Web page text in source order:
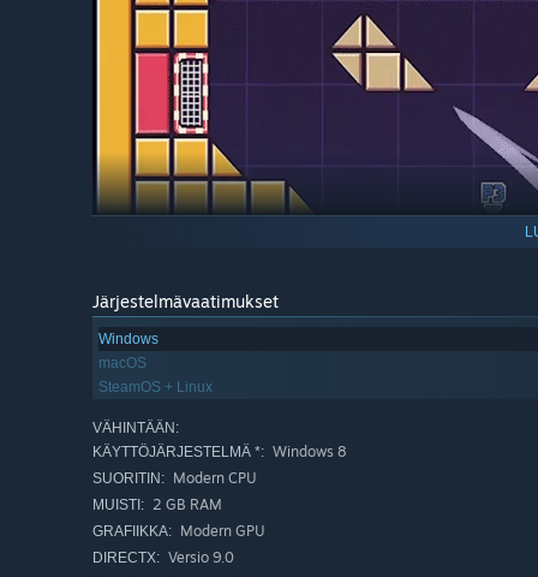
⚽Update #3 out now! ⚽
Added new extra large "Stadium XL" level
Added new player indicators when players go out of
Added high scores to Target Practice mode
Added basic stat collecting
Added support for 21:9 resolution
Changed the app icon
Järjestelmävaatimukset
Windows
macOS
SteamOS + Linux
VÄHINTÄÄN:
KÄYTTÖJÄRJESTELMÄ *: Windows 8
SUORITIN: Modern CPU
MUISTI: 2 GB RAM
GRAFIIKKA: Modern GPU
DIRECTX: Versio 9.0